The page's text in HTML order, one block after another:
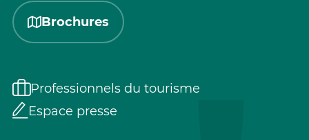
Brochures
Professionnels du tourisme
Espace presse